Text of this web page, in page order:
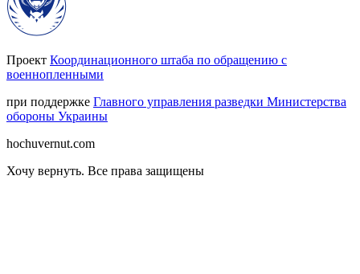
Проект Координационного штаба по обращению с
военнопленными
при поддержке Главного управления разведки Министерства
обороны Украины
hochuvernut.com
Хочу вернуть. Все права защищены